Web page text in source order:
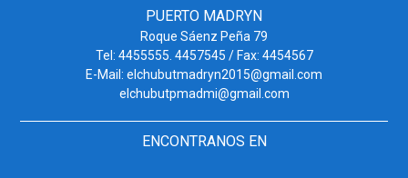
PUERTO MADRYN
Roque Sáenz Peña 79
Tel: 4455555. 4457545 / Fax: 4454567
E-Mail: elchubutmadryn2015@gmail.com
elchubutpmadmi@gmail.com
ENCONTRANOS EN